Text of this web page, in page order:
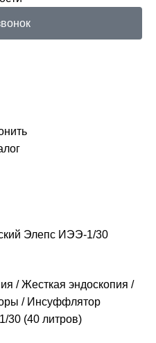
Жесткая эндоскопия
Инсуффлятор
30 (40 литров)